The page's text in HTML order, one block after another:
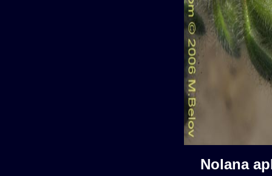
Nolana